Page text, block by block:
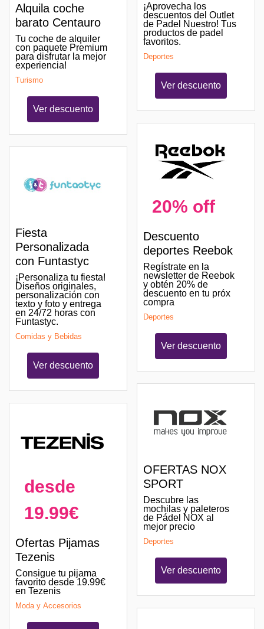
Alquila coche
barato Centauro
Tu coche de alquiler
con paquete Premium
para disfrutar la mejor
experiencia!
Turismo
Ver descuento
Fiesta
Personalizada
con Funtastyc
¡Personaliza tu fiesta!
Diseños originales,
personalización con
texto y foto y entrega
en 24/72 horas con
Funtastyc.
Comidas y Bebidas
Ver descuento
desde
19.99€
Ofertas Pijamas
Tezenis
Consigue tu pijama
favorito desde 19.99€
en Tezenis
Moda y Accesorios
¡Aprovecha los
descuentos del Outlet
de Padel Nuestro! Tus
productos de padel
favoritos.
Deportes
Ver descuento
20% off
Descuento
deportes Reebok
Regístrate en la
newsletter de Reebok
y obtén 20% de
descuento en tu próx
compra
Deportes
Ver descuento
OFERTAS NOX
SPORT
Descubre las
mochilas y paleteros
de Pádel NOX al
mejor precio
Deportes
Ver descuento